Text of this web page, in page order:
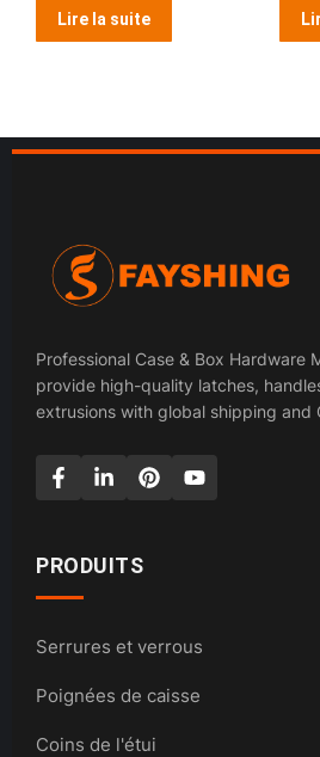
Lire la suite
Professional Case & Box Hardware
provide high-quality latches,
extrusions with global shipping and
PRODUITS
Serrures et verrous
Poignées de caisse
Coins de l'étui